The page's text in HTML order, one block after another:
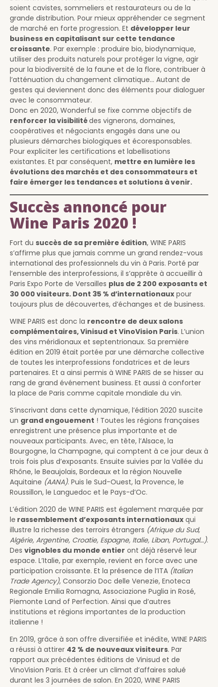
soient cavistes, sommeliers et restaurateurs ou de la
grande distribution. Pour mieux appréhender ce segment
de marché en forte progression. Et développer leur
business en capitalisant sur cette tendance
croissante. Par exemple : produire bio, biodynamique,
utiliser des produits naturels pour protéger la vigne, agir
pour la biodiversité de la faune et de la flore, contribuer à
l’atténuation du changement climatique... Autant de
gestes qui deviennent donc des éléments pour dialoguer
avec le consommateur.
Donc en 2020, Wonderful se fixe comme objectifs de
renforcer la visibilitédes vignerons, domaines,
coopératives et négociants engagés dans une ou
plusieurs démarches biologiques et écoresponsables.
Pour expliciter les certifications et labellisations
existantes. Et par conséquent, mettre en lumière les
évolutions des marchés et des consommateurs et
faire émerger les tendances et solutions à venir.
Succès annoncé pour
Wine Paris 2020 !
Fort du succès de sa première édition, WINE PARIS
s’affirme plus que jamais comme un grand rendez-vous
international des professionnels du vin à Paris. Porté par
l’ensemble des interprofessions, il s’apprête à accueillir à
Paris Expo Porte de Versailles plus de 2 200 exposants et
30 000 visiteurs. Dont 35 % d’internationaux pour
toujours plus de découvertes, d’échanges et de business.
WINE PARIS est donc la rencontre de deux salons
complémentaires, Vinisud et VinoVision Paris. L’union
des vins méridionaux et septentrionaux. Sa première
édition en 2019 était portée par une démarche collective
de toutes les interprofessions fondatrices et de leurs
partenaires. Et a ainsi permis à WINE PARIS de se hisser au
rang de grand événement business. Et aussi à conforter
la place de Paris comme capitale mondiale du vin.
S’inscrivant dans cette dynamique, l’édition 2020 suscite
un grand engouement ! Toutes les régions françaises
enregistrent une présence plus importante et de
nouveaux participants. Avec, en tête, l’Alsace, la
Bourgogne, la Champagne, qui comptent à ce jour deux à
trois fois plus d’exposants. Ensuite suivies par la Vallée du
Rhône, le Beaujolais, Bordeaux et la région Nouvelle
Aquitaine (AANA). Puis le Sud-Ouest, la Provence, le
Roussillon, le Languedoc et le Pays-d’Oc.
L’édition 2020 de WINE PARIS est également marquée par
le rassemblement d’exposants internationaux qui
illustre la richesse des terroirs étrangers (Afrique du Sud,
Algérie, Argentine, Croatie, Espagne, Italie, Liban, Portugal…).
Des vignobles du monde entier ont déjà réservé leur
espace. L’Italie, par exemple, revient en force avec une
participation croissante. Et la présence de l’ITA (Italian
Trade Agency), Consorzio Doc delle Venezie, Enoteca
Regionale Emilia Romagna, Associazione Puglia in Rosé,
Piemonte Land of Perfection. Ainsi que d’autres
institutions et régions importantes de la production
italienne !
En 2019, grâce à son offre diversifiée et inédite, WINE PARIS
a réussi à attirer 42 % de nouveaux visiteurs. Par
rapport aux précédentes éditions de Vinisud et de
VinoVision Paris. Et à créer un climat d’affaires salué
durant les 3 journées de salon. En 2020, WINE PARIS